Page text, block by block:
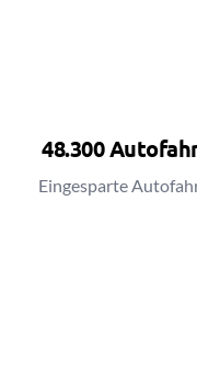
48.300
Eingesparte